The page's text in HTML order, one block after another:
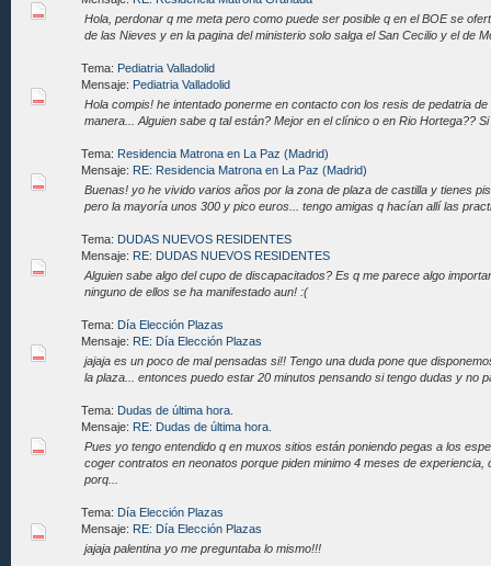
Hola, perdonar q me meta pero como puede ser posible q en el BOE se
de las Nieves y en la pagina del ministerio solo salga el San Cecilio y el de
Tema: Pediatria Valladolid
Mensaje: Pediatria Valladolid
Hola compis! he intentado ponerme en contacto con los resis de pedatria de
manera... Alguien sabe q tal están? Mejor en el clínico o en Rio Hortega??
Tema: Residencia Matrona en La Paz (Madrid)
Mensaje: RE: Residencia Matrona en La Paz (Madrid)
Buenas! yo he vivido varios años por la zona de plaza de castilla y tienes
pero la mayoría unos 300 y pico euros... tengo amigas q hacían allí las
Tema: DUDAS NUEVOS RESIDENTES
Mensaje: RE: DUDAS NUEVOS RESIDENTES
Alguien sabe algo del cupo de discapacitados? Es q me parece algo
ninguno de ellos se ha manifestado aun! :(
Tema: Día Elección Plazas
Mensaje: RE: Día Elección Plazas
jajaja es un poco de mal pensadas si!! Tengo una duda pone que
la plaza... entonces puedo estar 20 minutos pensando si tengo dudas y no
Tema: Dudas de última hora.
Mensaje: RE: Dudas de última hora.
Pues yo tengo entendido q en muxos sitios están poniendo pegas a los
coger contratos en neonatos porque piden minimo 4 meses de experiencia,
porq...
Tema: Día Elección Plazas
Mensaje: RE: Día Elección Plazas
jajaja palentina yo me preguntaba lo mismo!!!